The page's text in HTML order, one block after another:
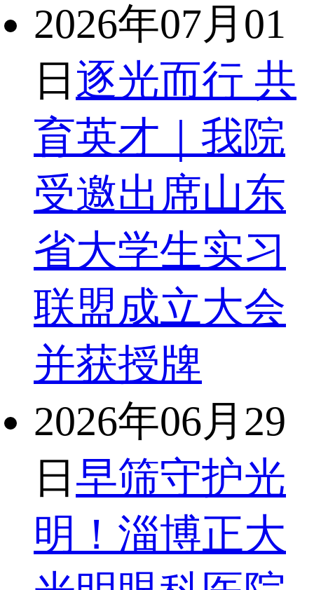
2026年07月01
日 逐光而行 共
育英才｜我院
受邀出席山东
省大学生实习
联盟成立大会
并获授牌
2026年06月29
日 早筛守护光
明！淄博正大